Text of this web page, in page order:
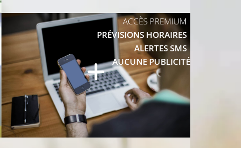
ACCÈS PREMIUM
PRÉVISIONS HORAIRES
ALERTES SMS
AUCUNE PUBLICITÉ